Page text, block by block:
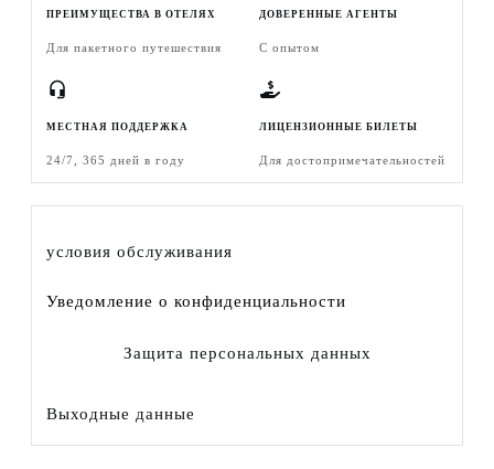
ПРЕИМУЩЕСТВА В ОТЕЛЯХ
Для пакетного путешествия
ДОВЕРЕННЫЕ АГЕНТЫ
С опытом
МЕСТНАЯ ПОДДЕРЖКА
24/7, 365 дней в году
ЛИЦЕНЗИОННЫЕ БИЛЕТЫ
Для достопримечательностей
условия обслуживания
Уведомление о конфиденциальности
Защита персональных данных
Выходные данные